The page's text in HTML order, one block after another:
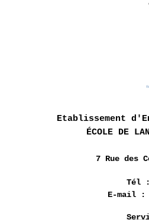
Etablissement
ÉCOLE DE
7 Rue des
Tél
E-mail